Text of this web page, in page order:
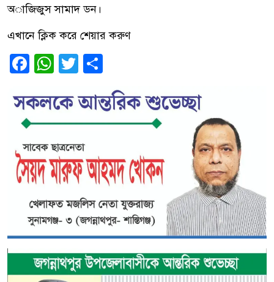
অাজিজুস সামাদ ডন।
এখানে ক্লিক করে শেয়ার করুণ
Facebook
WhatsApp
Twitter